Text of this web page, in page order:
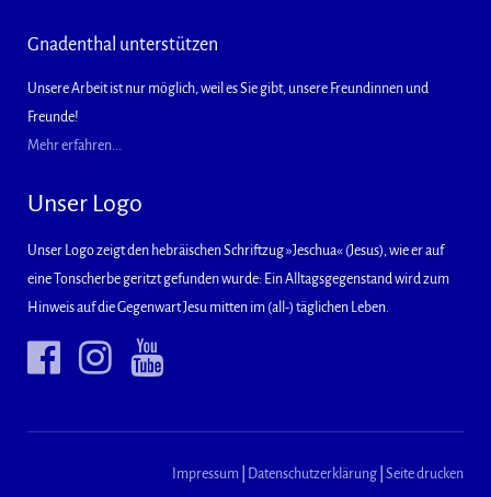
Gnadenthal unterstützen
Unsere Arbeit ist nur möglich, weil es Sie gibt, unsere Freundinnen und
Freunde!
Mehr erfahren...
Unser Logo
Unser Logo zeigt den hebräischen Schriftzug »Jeschua« (Jesus), wie er auf
eine Tonscherbe geritzt gefunden wurde: Ein Alltagsgegenstand wird zum
Hinweis auf die Gegenwart Jesu mitten im (all-) täglichen Leben.
Impressum Datenschutzerklärung Seite drucken